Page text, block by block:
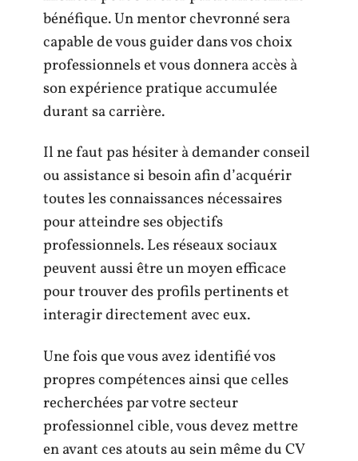
bénéfique. Un mentor chevronné sera
capable de vous guider dans vos choix
professionnels et vous donnera accès à
son expérience pratique accumulée
durant sa carrière.
Il ne faut pas hésiter à demander conseil
ou assistance si besoin afin d’acquérir
toutes les connaissances nécessaires
pour atteindre ses objectifs
professionnels. Les réseaux sociaux
peuvent aussi être un moyen efficace
pour trouver des profils pertinents et
interagir directement avec eux.
Une fois que vous avez identifié vos
propres compétences ainsi que celles
recherchées par votre secteur
professionnel cible, vous devez mettre
en avant ces atouts au sein même du CV